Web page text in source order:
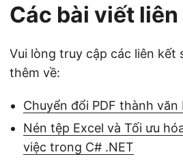
Các bài viết liên
Vui lòng truy cập các liên kết
thêm về:
Chuyển đổi PDF thành
Nén tệp Excel và Tối ưu
việc trong C# .NET